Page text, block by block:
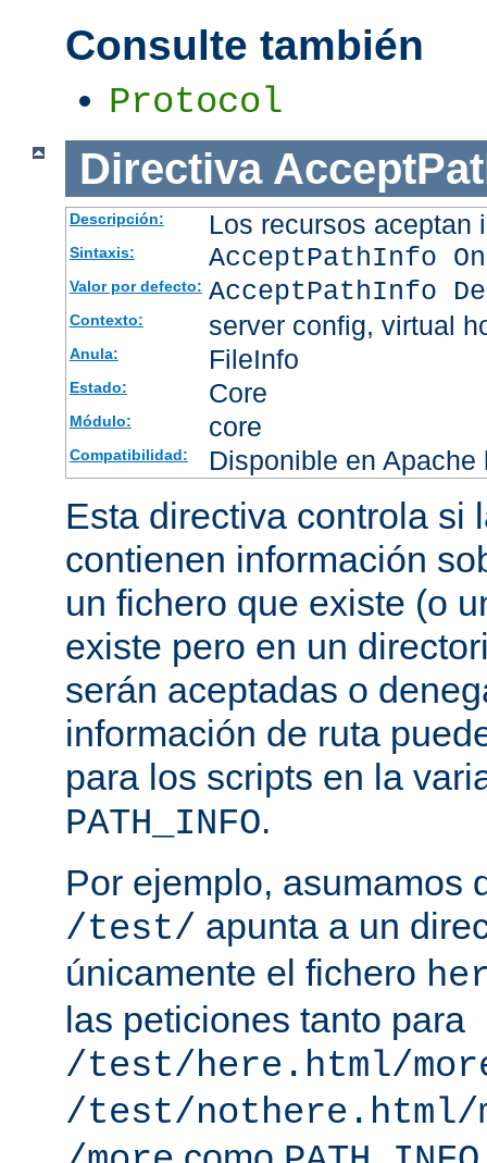
Consulte también
Protocol
Directiva
Descripción: Los recursos aceptan
Sintaxis: AcceptPathInfo
Valor por defecto: AcceptPathInfo
Contexto: server config, virtual
Anula: FileInfo
Estado: Core
Módulo: core
Compatibilidad: Disponible en
Esta directiva controla si
contienen información
un fichero que existe (o
existe pero en un
serán aceptadas o
información de ruta
para los scripts en la
PATH_INFO.
Por ejemplo, asumamos
/test/ apunta a un
únicamente el fichero
las peticiones tanto para
/test/here.html/
/test/nothere.html/